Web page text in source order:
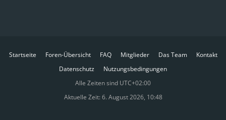
Startseite Foren-Übersicht FAQ Mitglieder Das Team
Kontakt
Datenschutz
Nutzungsbedingungen
Alle Zeiten sind UTC+02:00
Aktuelle Zeit: 6. August 2026, 10:48